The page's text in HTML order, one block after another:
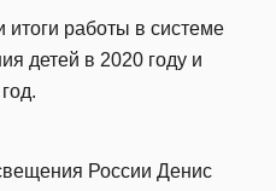
работы в системе
детей в 2020 году и
России Денис